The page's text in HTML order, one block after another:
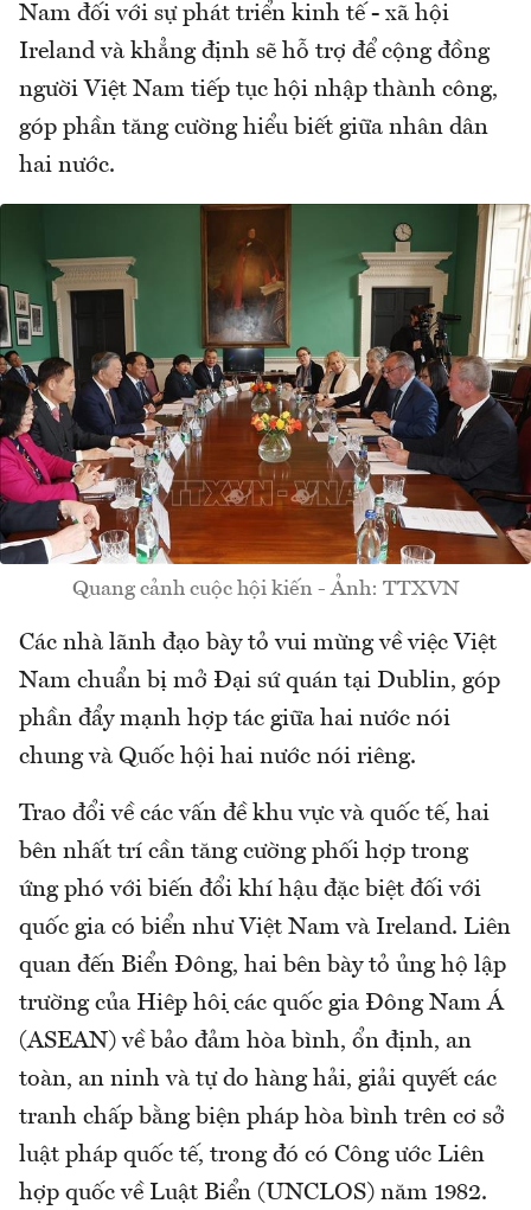
Nam đối với sự phát triển kinh tế - xã hội
Ireland và khẳng định sẽ hỗ trợ để cộng đồng
người Việt Nam tiếp tục hội nhập thành công,
góp phần tăng cường hiểu biết giữa nhân dân
hai nước.
Quang cảnh cuộc hội kiến - Ảnh: TTXVN
Các nhà lãnh đạo bày tỏ vui mừng về việc Việt
Nam chuẩn bị mở Đại sứ quán tại Dublin, góp
phần đẩy mạnh hợp tác giữa hai nước nói
chung và Quốc hội hai nước nói riêng.
Trao đổi về các vấn đề khu vực và quốc tế, hai
bên nhất trí cần tăng cường phối hợp trong
ứng phó với biến đổi khí hậu đặc biệt đối với
quốc gia có biển như Việt Nam và Ireland. Liên
quan đến Biển Đông, hai bên bày tỏ ủng hộ lập
trường của Hiệp hội các quốc gia Đông Nam Á
(ASEAN) về bảo đảm hòa bình, ổn định, an
toàn, an ninh và tự do hàng hải, giải quyết các
tranh chấp bằng biện pháp hòa bình trên cơ sở
luật pháp quốc tế, trong đó có Công ước Liên
hợp quốc về Luật Biển (UNCLOS) năm 1982.